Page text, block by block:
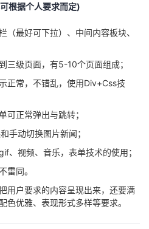
根据个人要求而定)
（最好可下拉）、中间内容板块、
三级页面，有5-10个页面组成；
正常，不错乱，使用Div+Css技
可正常弹出与跳转；
手动切换图片新闻；
、视频、音乐，表单技术的使用；
雷同。
用户要求的内容呈现出来，还要满
色优雅、表现形式多样等要求。